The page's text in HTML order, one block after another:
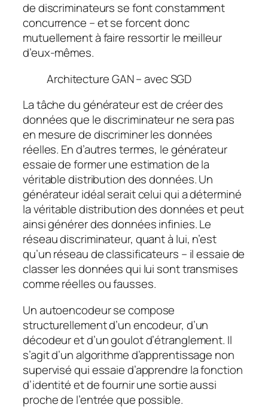
de discriminateurs se font constamment
concurrence – et se forcent donc
mutuellement à faire ressortir le meilleur
d’eux-mêmes.
Architecture GAN – avec SGD
La tâche du générateur est decréer des
donnéesque le discriminateur ne sera pas
en mesure de discriminer les données
réelles. En d’autres termes, le générateur
essaie de former une estimation de la
véritable distribution des données. Un
générateur idéal serait celui qui a déterminé
la véritable distribution des données et peut
ainsi générer des données infinies. Le
réseau discriminateur, quant à lui, n’est
qu’un réseau de classificateurs – il essaie de
classer les données qui lui sont transmises
comme réelles ou fausses.
Un autoencodeur se compose
structurellement d’un encodeur, d’un
décodeur et d’un goulot d’étranglement. Il
s’agit d’un algorithme d’apprentissage non
supervisé qui essaie d’apprendre la fonction
d’identité et de fournir une sortie aussi
proche de l’entrée que possible.